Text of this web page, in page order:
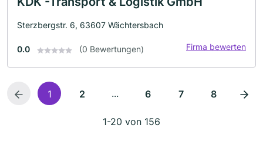
Sterzbergstr. 6, 63607 Wächtersbach
0.0 (0 Bewertungen) Firma bewerten
1 2 ... 6 7 8
1-20 von 156